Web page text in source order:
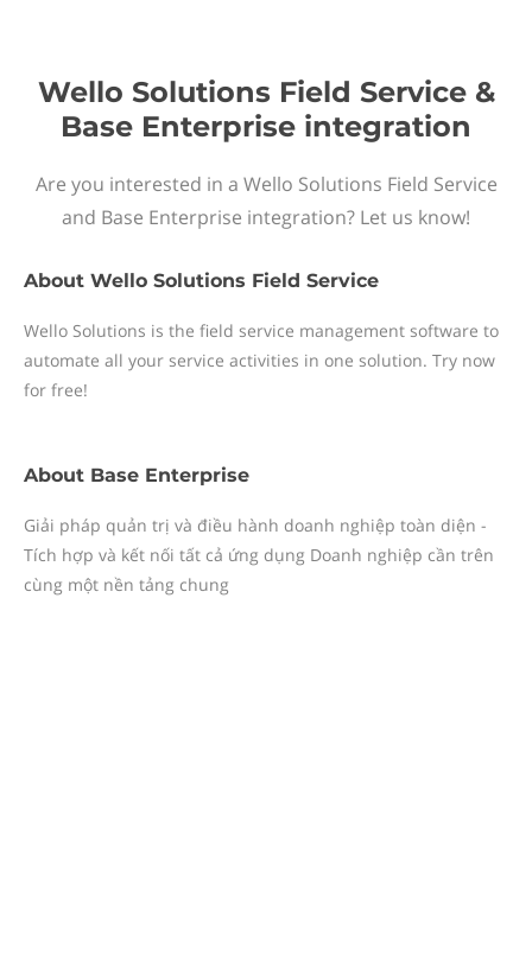
Wello Solutions Field Service &
Base Enterprise integration
Are you interested in a Wello Solutions Field Service
and Base Enterprise integration? Let us know!
About Wello Solutions Field Service
Wello Solutions is the field service management software to
automate all your service activities in one solution. Try now
for free!
About Base Enterprise
Giải pháp quản trị và điều hành doanh nghiệp toàn diện -
Tích hợp và kết nối tất cả ứng dụng Doanh nghiệp cần trên
cùng một nền tảng chung